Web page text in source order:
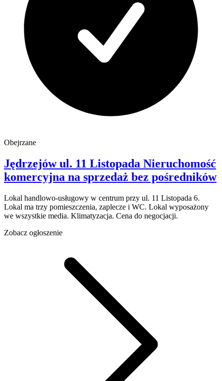
Obejrzane
Jędrzejówul. 11 Listopada Nieruchomość
komercyjna na sprzedaż bez pośredników
Lokal handlowo-usługowy w centrum przy ul. 11 Listopada 6.
Lokal ma trzy pomieszczenia, zaplecze i WC. Lokal wyposażony
we wszystkie media. Klimatyzacja. Cena do negocjacji.
Zobacz ogłoszenie